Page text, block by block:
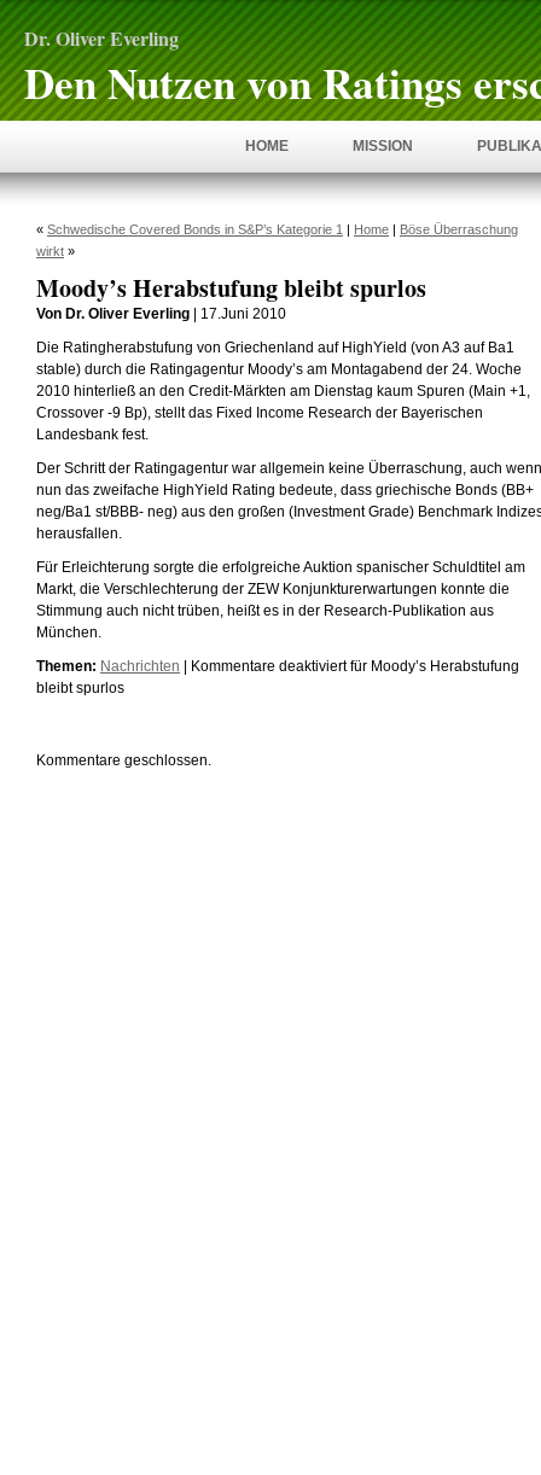
Dr. Oliver Everling
Den Nutzen von Ratings
HOME MISSION
« Schwedische Covered Bonds in S&P’s Kategorie 1 | Home | Böse Überraschung
wirkt »
Moody’s Herabstufung bleibt spurlos
Von Dr. Oliver Everling | 17.Juni 2010
Die Ratingherabstufung von Griechenland auf HighYield (von A3 auf Ba1
stable) durch die Ratingagentur Moody’s am Montagabend der 24. Woche
2010 hinterließ an den Credit-Märkten am Dienstag kaum Spuren (Main +1,
Crossover -9 Bp), stellt das Fixed Income Research der Bayerischen
Landesbank fest.
Der Schritt der Ratingagentur war allgemein keine Überraschung, auch wenn
nun das zweifache HighYield Rating bedeute, dass griechische Bonds (BB+
neg/Ba1 st/BBB- neg) aus den großen (Investment Grade) Benchmark
herausfallen.
Für Erleichterung sorgte die erfolgreiche Auktion spanischer Schuldtitel am
Markt, die Verschlechterung der ZEW Konjunkturerwartungen konnte die
Stimmung auch nicht trüben, heißt es in der Research-Publikation aus
München.
Themen: Nachrichten Kommentare deaktiviertfür Moody’s Herabstufung
bleibt spurlos
Kommentare geschlossen.